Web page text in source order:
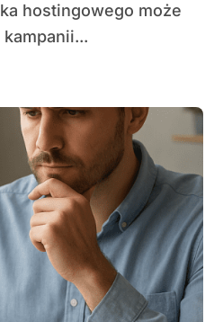
hostingowego może